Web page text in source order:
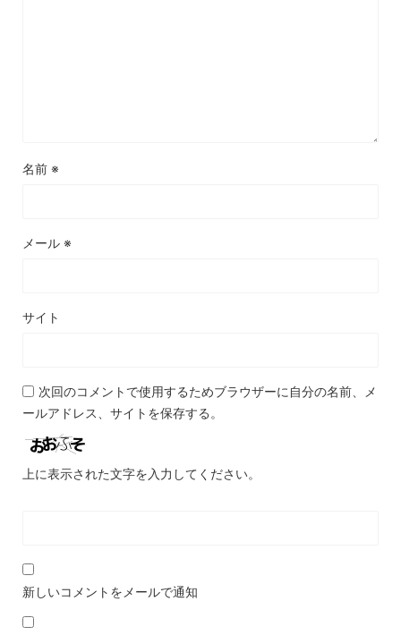
名前 ※
メール ※
サイト
次回のコメントで使用するためブラウザーに自分の名前、メ
ールアドレス、サイトを保存する。
上に表示された文字を入力してください。
新しいコメントをメールで通知